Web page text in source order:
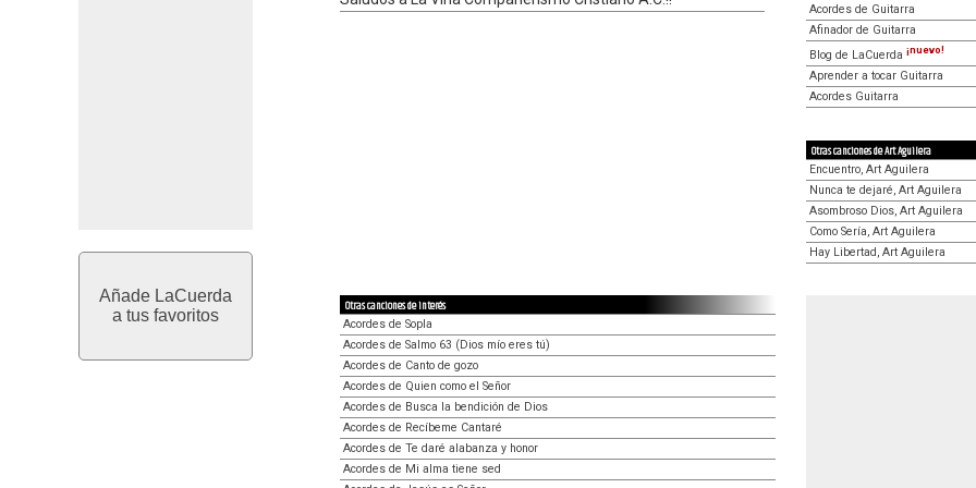
Añade LaCuerda
a tus favoritos
Acordes de Guitarra
Afinador de Guitarra
Blog de LaCuerda ¡nuevo!
Aprender a tocar Guitarra
Acordes Guitarra
Otras canciones de Art Aguilera
Encuentro, Art Aguilera
Nunca te dejaré, Art Aguilera
Asombroso Dios, Art Aguilera
Como Sería, Art Aguilera
Hay Libertad, Art Aguilera
Otras canciones de interés
Acordes de Sopla
Acordes de Salmo 63 (Dios mío eres tú)
Acordes de Canto de gozo
Acordes de Quien como el Señor
Acordes de Busca la bendición de Dios
Acordes de Recíbeme Cantaré
Acordes de Te daré alabanza y honor
Acordes de Mi alma tiene sed